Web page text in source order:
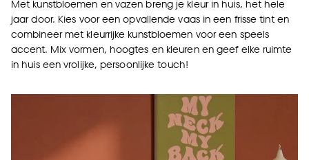
Met kunstbloemen en vazen breng je kleur in huis, het hele
jaar door. Kies voor een opvallende vaas in een frisse tint en
combineer met kleurrijke kunstbloemen voor een speels
accent. Mix vormen, hoogtes en kleuren en geef elke ruimte
in huis een vrolijke, persoonlijke touch!